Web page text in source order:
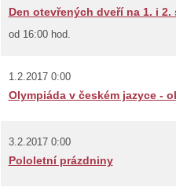
Den otevřených dveří na 1. i 2.
od 16:00 hod.
1.2.2017 0:00
Olympiáda v českém jazyce -
3.2.2017 0:00
Pololetní prázdniny